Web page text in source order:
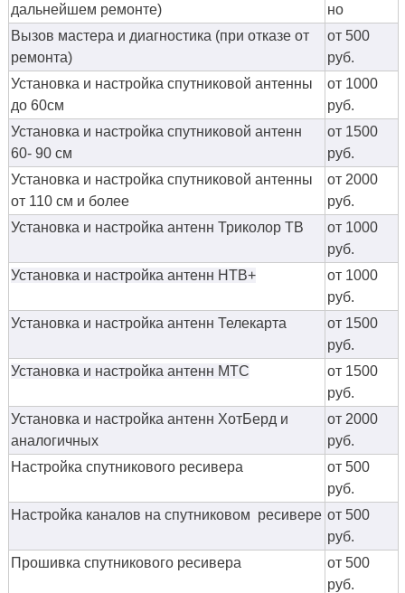
дальнейшем ремонте)
но
Вызов мастера и диагностика (при отказе от
ремонта)
от 500
руб.
Установка и настройка спутниковой антенны
до 60см
от 1000
руб.
Установка и настройка спутниковой антенн
60- 90 см
от 1500
руб.
Установка и настройка спутниковой антенны
от 110 см и более
от 2000
руб.
Установка и настройка антенн Триколор ТВ
от 1000
руб.
Установка и настройка антенн НТВ+
от 1000
руб.
Установка и настройка антенн Телекарта
от 1500
руб.
Установка и настройка антенн МТС
от 1500
руб.
Установка и настройка антенн ХотБерд и
аналогичных
от 2000
руб.
Настройка спутникового ресивера
от 500
руб.
Настройка каналов на спутниковом ресивере от 500
руб.
Прошивка спутникового ресивера
от 500
руб.